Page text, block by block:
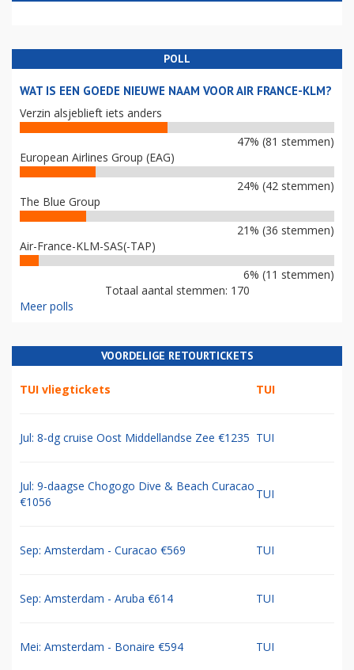
POLL
WAT IS EEN GOEDE NIEUWE NAAM VOOR AIR FRANCE-KLM?
Verzin alsjeblieft iets anders
47% (81 stemmen)
European Airlines Group (EAG)
24% (42 stemmen)
The Blue Group
21% (36 stemmen)
Air-France-KLM-SAS(-TAP)
6% (11 stemmen)
Totaal aantal stemmen: 170
Meer polls
VOORDELIGE RETOURTICKETS
TUI vliegtickets TUI
Jul: 8-dg cruise Oost Middellandse Zee €1235 TUI
Jul: 9-daagse Chogogo Dive & Beach Curacao
€1056
TUI
Sep: Amsterdam - Curacao €569 TUI
Sep: Amsterdam - Aruba €614 TUI
Mei: Amsterdam - Bonaire €594 TUI